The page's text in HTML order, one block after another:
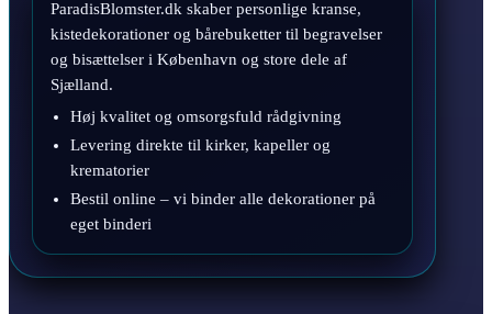
ParadisBlomster.dk skaber personlige kranse,
kistedekorationer og bårebuketter til begravelser
og bisættelser i København og store dele af
Sjælland.
Høj kvalitet og omsorgsfuld rådgivning
Levering direkte til kirker, kapeller og
krematorier
Bestil online – vi binder alle dekorationer på
eget binderi